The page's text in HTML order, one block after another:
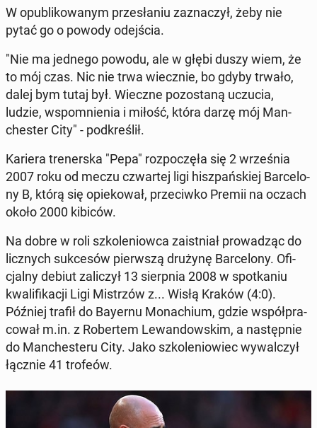
W opu­bli­ko­wa­nym prze­sła­niu za­zna­czył, żeby nie
pytać go o powody odej­ścia.
"Nie ma jednego powodu, ale w głębi duszy wiem, że
to mój czas. Nic nie trwa wiecz­nie, bo gdyby trwało,
dalej bym tutaj był. Wieczne po­zo­sta­ną uczucia,
ludzie, wspo­mnie­nia i miłość, która darzę mój Man­
che­ster City" - pod­kre­ślił.
Kariera tre­ner­ska "Pepa" roz­po­czę­ła się 2 wrze­śnia
2007 roku od meczu czwar­tej ligi hisz­pań­skiej Bar­ce­lo­
ny B, którą się opie­ko­wał, prze­ciw­ko Premii na oczach
około 2000 kibiców.
Na dobre w roli szko­le­niow­ca za­ist­niał pro­wa­dząc do
licz­nych suk­ce­sów pierw­szą drużynę Bar­ce­lo­ny. Ofi­
cjal­ny debiut za­li­czył 13 sierp­nia 2008 w spo­tka­niu
kwa­li­fi­ka­cji Ligi Mi­strzów z... Wisłą Kraków (4:0).
Później trafił do Bayernu Mo­na­chium, gdzie współ­pra­
co­wał m.in. z Ro­ber­tem Le­wan­dow­skim, a na­stęp­nie
do Man­che­ste­ru City. Jako szko­le­nio­wiec wy­wal­czył
łącznie 41 trofeów.